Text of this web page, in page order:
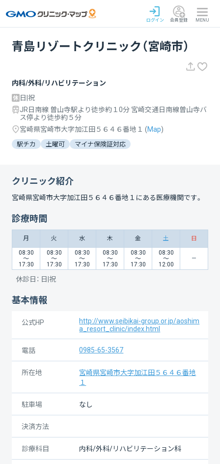
ログイン 会員登録 MENU
青島リゾートクリニック（宮崎市）
内科/外科/リハビリテーション
日|祝
JR日南線 曽山寺駅より徒歩約１0分 宮崎交通日南線曽山寺バ
ス停より徒歩約５分
宮崎県宮崎市大字加江田５６４６番地１ (Map)
駅チカ 土曜可 マイナ保険証対応
クリニック紹介
宮崎県宮崎市大字加江田５６４６番地１ にある医療機関です。
診療時間
月 火 水 木 金 土 日
08:30
〜
17:30
08:30
〜
17:30
08:30
〜
17:30
08:30
〜
17:30
08:30
〜
17:30
08:30
〜
12:00
休診日： 日|祝
基本情報
公式HP
http://www.seibikai-group.or.jp/aoshim
a_resort_clinic/index.html
電話 0985-65-3567
所在地
宮崎県宮崎市大字加江田５６４６番地
１
駐車場 なし
決済方法
診療科目 内科/外科/リハビリテーション科